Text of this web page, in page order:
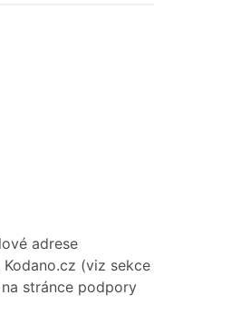
adrese
(viz sekce
stránce podpory